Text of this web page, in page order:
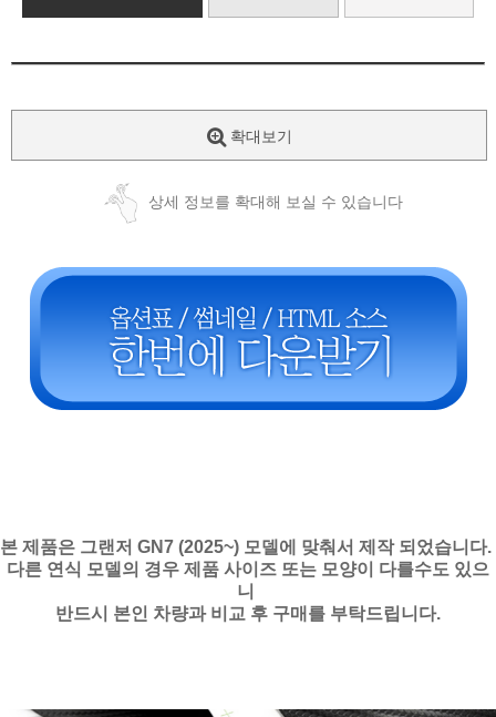
확대보기
상세 정보를 확대해 보실 수 있습니다
본 제품은 그랜저 GN7 (2025~) 모델에 맞춰서 제작 되었습니다.
다른 연식 모델의 경우 제품 사이즈 또는 모양이 다를수도 있으
니
반드시 본인 차량과 비교 후 구매를 부탁드립니다.